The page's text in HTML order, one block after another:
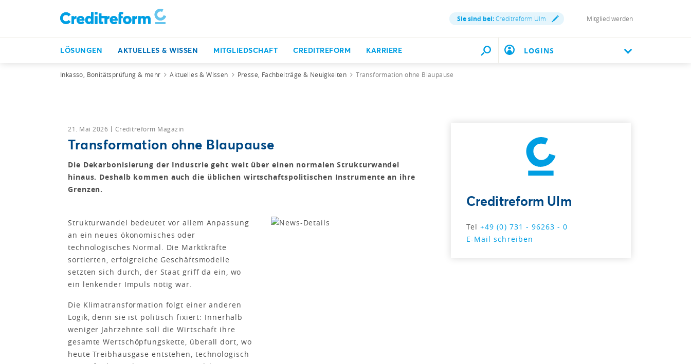
Sie sind bei:Creditreform Ulm Mitglied werden
LÖSUNGEN AKTUELLES & WISSEN MITGLIEDSCHAFT CREDITREFORM KARRIERE LOGINS
Inkasso, Bonitätsprüfung & mehr Aktuelles & Wissen Presse, Fachbeiträge & Neuigkeiten Transformation ohne Blaupause
21. Mai 2026 Creditreform Magazin
Transformation ohne Blaupause
Die Dekarbonisierung der Industrie geht weit über einen normalen Strukturwandel
hinaus. Deshalb kommen auch die üblichen wirtschaftspolitischen Instrumente an ihre
Grenzen.
Strukturwandel bedeutet vor allem Anpassung
an ein neues ökonomisches oder
technologisches Normal. Die Marktkräfte
sortierten, erfolgreiche Geschäftsmodelle
setzten sich durch, der Staat griff da ein, wo
ein lenkender Impuls nötig war.
Die Klimatransformation folgt einer anderen
Logik, denn sie ist politisch fixiert: Innerhalb
weniger Jahrzehnte soll die Wirtschaft ihre
gesamte Wertschöpfungskette, überall dort, wo
heute Treibhausgase entstehen, technologisch
Creditreform Ulm
Tel+49 (0) 731 - 96263 - 0
E-Mail schreiben